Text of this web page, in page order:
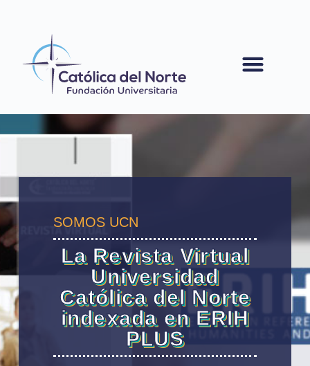
SOMOS UCN
La Revista Virtual
Universidad
Católica del Norte
indexada en ERIH
PLUS